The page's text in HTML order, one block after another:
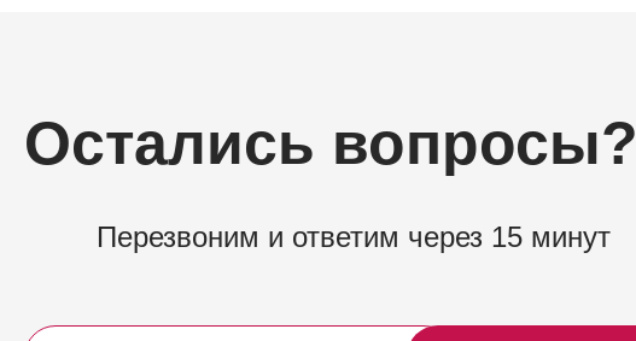
Остались вопросы?
Перезвоним и ответим через 15 минут